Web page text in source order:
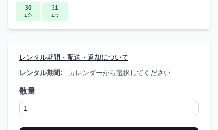
30
1台
31
1台
レンタル期間・配送・返却について
レンタル期間:
カレンダーから選択してください
数量